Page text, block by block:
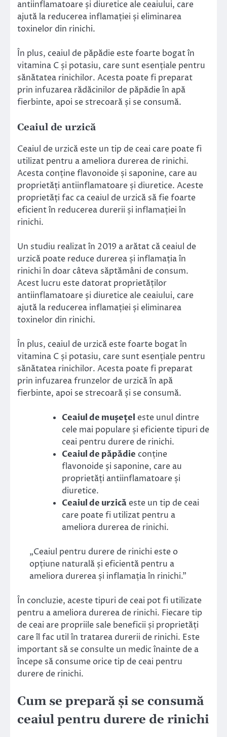
antiinflamatoare și diuretice ale ceaiului, care
ajută la reducerea inflamației și eliminarea
toxinelor din rinichi.
În plus, ceaiul de păpădie este foarte bogat în
vitamina C și potasiu, care sunt esențiale pentru
sănătatea rinichilor. Acesta poate fi preparat
prin infuzarea rădăcinilor de păpădie în apă
fierbinte, apoi se strecoară și se consumă.
Ceaiul de urzică
Ceaiul de urzică este un tip de ceai care poate fi
utilizat pentru a ameliora durerea de rinichi.
Acesta conține flavonoide și saponine, care au
proprietăți antiinflamatoare și diuretice. Aceste
proprietăți fac ca ceaiul de urzică să fie foarte
eficient în reducerea durerii și inflamației în
rinichi.
Un studiu realizat în 2019 a arătat că ceaiul de
urzică poate reduce durerea și inflamația în
rinichi în doar câteva săptămâni de consum.
Acest lucru este datorat proprietăților
antiinflamatoare și diuretice ale ceaiului, care
ajută la reducerea inflamației și eliminarea
toxinelor din rinichi.
În plus, ceaiul de urzică este foarte bogat în
vitamina C și potasiu, care sunt esențiale pentru
sănătatea rinichilor. Acesta poate fi preparat
prin infuzarea frunzelor de urzică în apă
fierbinte, apoi se strecoară și se consumă.
Ceaiul de mușețel este unul dintre
cele mai populare și eficiente tipuri de
ceai pentru durere de rinichi.
Ceaiul de păpădie conține
flavonoide și saponine, care au
proprietăți antiinflamatoare și
diuretice.
Ceaiul de urzică este un tip de ceai
care poate fi utilizat pentru a
ameliora durerea de rinichi.
„Ceaiul pentru durere de rinichi este o
opțiune naturală și eficientă pentru a
ameliora durerea și inflamația în rinichi.”
În concluzie, aceste tipuri de ceai pot fi utilizate
pentru a ameliora durerea de rinichi. Fiecare tip
de ceai are propriile sale beneficii și proprietăți
care îl fac util în tratarea durerii de rinichi. Este
important să se consulte un medic înainte de a
începe să consume orice tip de ceai pentru
durere de rinichi.
Cum se prepară și se consumă
ceaiul pentru durere de rinichi